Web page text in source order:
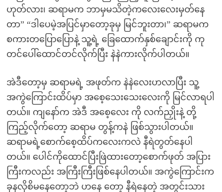
ဟုတ်လား၊ ဆရာမက ဘာမှမသိတဲ့ကလေးလေးမှတ်နေ
တာ” “ဒါပေမဲ့အပြင်မှာတော့ခုမှ မြင်ဘူးတာ၊” ဆရာမက
စကားတပြောပြောနဲ့ သူ့ရဲ့ ခြေထောက်နှစ်ချောင်းကို ကု
တင်ပေါ်ထောင်တင်လိုက်ပြီး နဲနဲကားလိုက်ပါတယ်။
အဲဒီတော့မှ ဆရာမရဲ့ အဖုတ်က နဲနဲလေးဟလာပြီး သူ့
အကွဲကြောင်းထိပ်မှာ အစေ့သေးသေးလေးကို မြင်လာရပါ
တယ်။ ကျနော်က အဲဒီ အစေ့လေး ကို လက်ညှိုးနဲ့ တို့
ကြည့်လိုက်တော့ ဆရာမ တွန့်ကနဲ ဖြစ်သွားပါတယ်။
ဆရာမရဲ့စောက်စေ့ထိပ်ကလေးကလဲ နီရဲတွတ်နေပါ
တယ်။ ပေါင်ကိုထောင်ပြီးဖြဲထားတော့စောက်ဖုတ် အပြား
ကြီးကလည်း အကြီးကြီးဖြစ်နေပါတယ်။ အကွဲကြောင်းက
ခုနလိုစိမနေတော့ဘဲ ဟနေ တော့ နီရဲနေတဲ့ အတွင်းသား